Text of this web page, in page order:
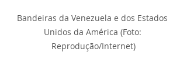
Bandeiras da Venezuela e dos Estados
Unidos da América (Foto:
Reprodução/Internet)